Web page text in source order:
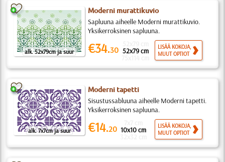
alk. 52x79cm ja suur
Moderni murattikuvio
Sapluuna aiheelle Moderni murattikuvio.
Yksikerroksinen sapluuna.
€34.30 52x79 cm
LISÄÄ KOKOJA,
MUUT OPTIOT
alk. 7x7cm ja suur
Moderni tapetti
Sisustussabluuna aiheelle Moderni tapetti.
Yksikerroksinen sapluuna.
€14.20 10x10 cm
LISÄÄ KOKOJA,
MUUT OPTIOT